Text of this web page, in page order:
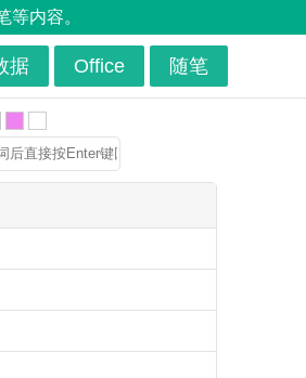
内容。
据 Office 随笔